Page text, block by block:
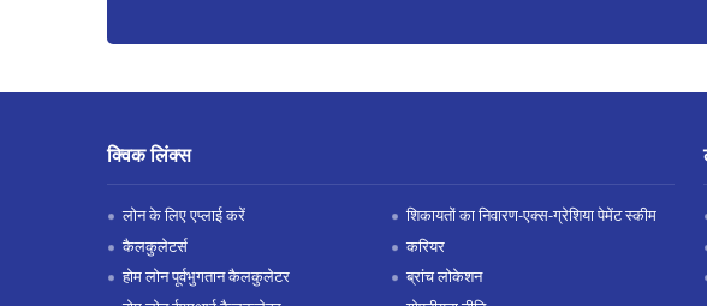
क्विक लिंक्स
लोन के लिए एप्लाई करें
कैलकुलेटर्स
होम लोन पूर्वभुगतान कैलकुलेटर
शिकायतों का निवारण-एक्स-ग्रेशिया पेमेंट स्कीम
करियर
ब्रांच लोकेशन